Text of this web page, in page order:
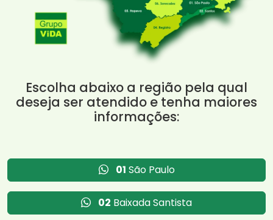
Escolha abaixo a região pela qual
deseja ser atendido e tenha maiores
informações:
01 São Paulo
02 Baixada Santista